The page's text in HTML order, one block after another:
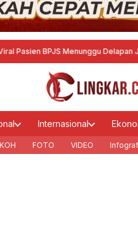
BPJS Menunggu Delapan Jam
Internasional
FOTO VIDEO